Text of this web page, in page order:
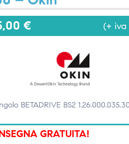
€ (+
BETADRIVE BS2
GRATUITA!